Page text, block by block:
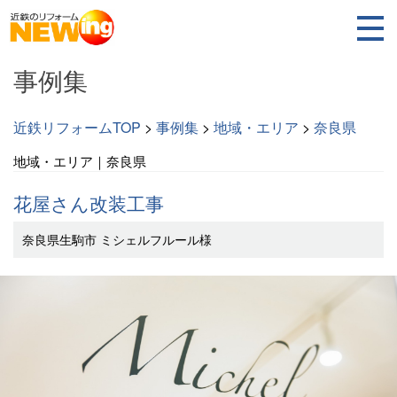
事例集
近鉄リフォームTOP > 事例集 > 地域・エリア > 奈良県
地域・エリア｜奈良県
花屋さん改装工事
奈良県生駒市 ミシェルフルール様